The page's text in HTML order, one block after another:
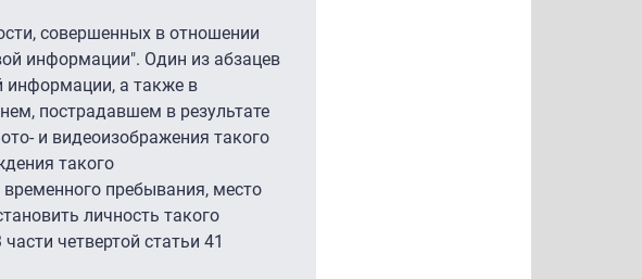
совершенных в отношении
информации". Один из абзацев
информации, а также в
пострадавшем в результате
и видеоизображения такого
такого
временного пребывания, место
личность такого
четвертой статьи 41